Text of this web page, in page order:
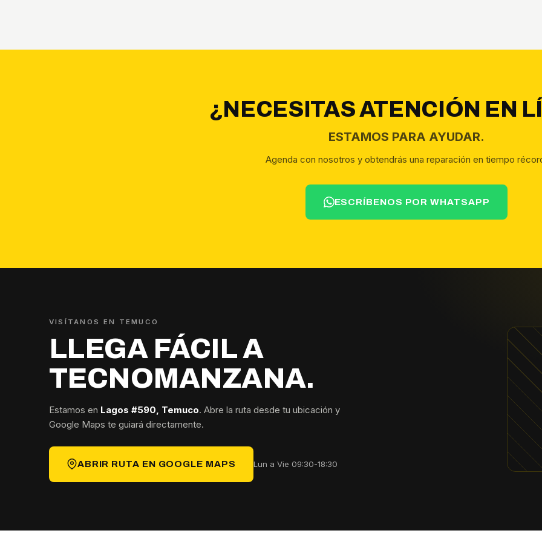
¿NECESITAS ATENCIÓN EN
ESTAMOS PARA AYUDAR.
Agenda con nosotros y obtendrás una reparación en tiempo
ESCRÍBENOS POR WHATSAPP
VISÍTANOS EN TEMUCO
LLEGA FÁCIL A
TECNOMANZANA.
Estamos en Lagos #590, Temuco. Abre la ruta desde tu ubicación y
Google Maps te guiará directamente.
ABRIR RUTA EN GOOGLE MAPS Lun a Vie 09:30-18:30